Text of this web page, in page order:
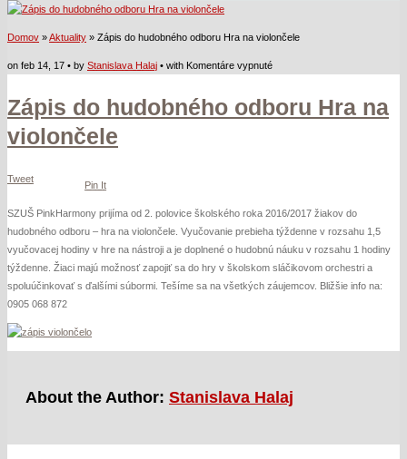
Domov »Aktuality » Zápis do hudobného odboru Hra na violončele
on feb 14, 17 • by Stanislava Halaj • with Komentáre vypnuténa
do
hudobného
Zápis do hudobného odboru Hra na
violončele
Tweet
Pin It
SZUŠ PinkHarmony prijíma od 2. polovice školského roka 2016/2017 žiakov do
hudobného odboru – hra na violončele. Vyučovanie prebieha týždenne v rozsahu 1,5
vyučovacej hodiny v hre na nástroji a je doplnené o hudobnú náuku v rozsahu 1 hodiny
týždenne. Žiaci majú možnosť zapojiť sa do hry v školskom sláčikovom orchestri a
spoluúčinkovať s ďalšími súbormi. Tešíme sa na všetkých záujemcov. Bližšie info na:
0905 068 872
About the Author: Stanislava Halaj